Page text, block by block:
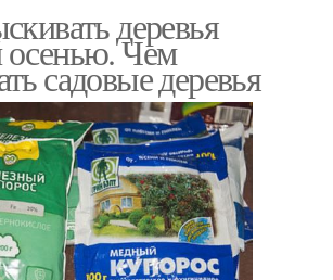
деревья
осенью. Чем
садовые деревья